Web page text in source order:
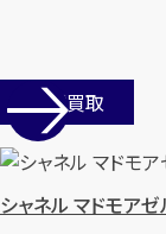
店舗買取
シャネル マドモア